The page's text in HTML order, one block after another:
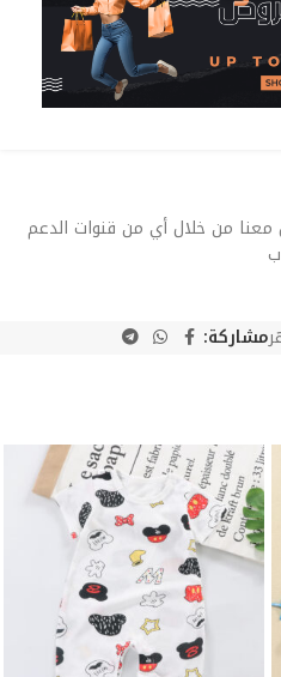
من خلال أي من قنوات الدعم
مشاركة: